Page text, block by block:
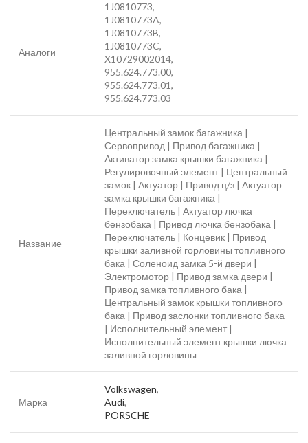
Аналоги
1J0810773,
1J0810773A,
1J0810773B,
1J0810773C,
X10729002014,
955.624.773.00,
955.624.773.01,
955.624.773.03
Название
Центральный замок багажника |
Сервопривод | Привод багажника |
Активатор замка крышки багажника |
Регулировочный элемент | Центральный
замок | Актуатор | Привод ц/з | Актуатор
замка крышки багажника |
Переключатель | Актуатор лючка
бензобака | Привод лючка бензобака |
Переключатель | Концевик | Привод
крышки заливной горловины топливного
бака | Соленоид замка 5-й двери |
Электромотор | Привод замка двери |
Привод замка топливного бака |
Центральный замок крышки топливного
бака | Привод заслонки топливного бака
| Исполнительный элемент |
Исполнительный элемент крышки лючка
заливной горловины
Марка
Volkswagen,
Audi,
PORSCHE